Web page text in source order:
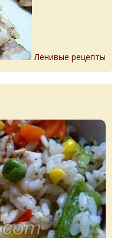
Ленивые рецепты